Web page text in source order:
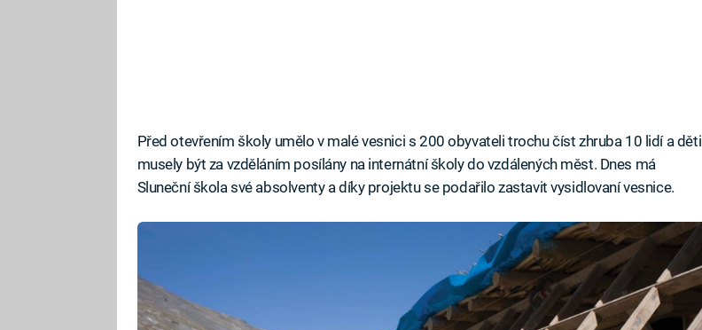
Před otevřením školy umělo v malé vesnici s 200 obyvateli trochu číst zhruba 10 lidí a děti
musely být za vzděláním posílány na internátní školy do vzdálených měst. Dnes má
Sluneční škola své absolventy a díky projektu se podařilo zastavit vysidlovaní vesnice.